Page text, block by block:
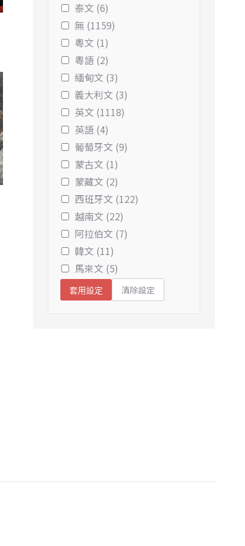
泰文 (6)
無 (1159)
粵文 (1)
粵語 (2)
緬甸文 (3)
義大利文 (3)
英文 (1118)
英語 (4)
葡萄牙文 (9)
蒙古文 (1)
蒙藏文 (2)
西班牙文 (122)
越南文 (22)
阿拉伯文 (7)
韓文 (11)
馬來文 (5)
套用設定 清除設定